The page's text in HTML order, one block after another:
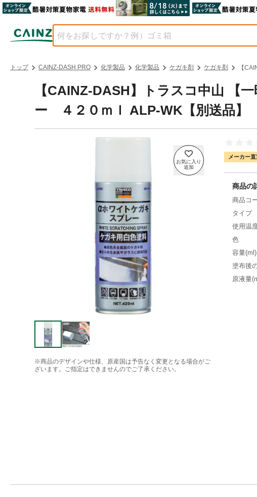
トップ CAINZ-DASH PRO 化学製品 化学製品 ケガキ剤 ケガキ剤 【
【CAINZ-DASH】トラスコ中山 【
ー ４２０ｍｌ ALP-WK【別送品】
※商品のデザインや仕様、原産国は予告なく変更となる場合がご
ざいます。ご指定はできませんのでご了承ください。
メーカー直
商品の
商品コ
タイプ
使用温
色
容量(ml)
塗布後
原液量